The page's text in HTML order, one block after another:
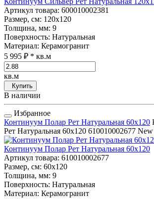
Артикул товара: 600010002381
Размер, см: 120x120
Толщина, мм: 9
Поверхность: Натуральная
Материал: Керамогранит
5 995 ₽ * кв.м
кв.м
Купить
В наличии
Избранное
Континуум Полар Рет Натуральная 60x120
Рет Натуральная 60x120 610010002677 New
Континуум Полар Рет Натуральная 60x120
Артикул товара: 610010002677
Размер, см: 60x120
Толщина, мм: 9
Поверхность: Натуральная
Материал: Керамогранит